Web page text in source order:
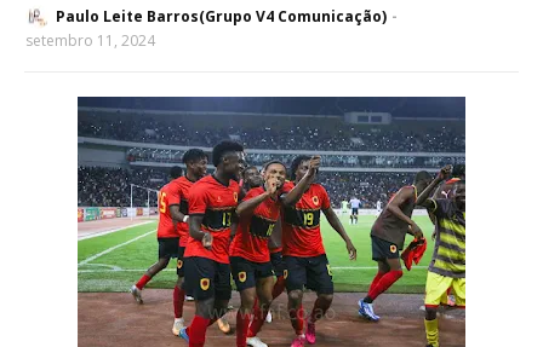
Paulo Leite Barros(Grupo V4 Comunicação)
setembro 11, 2024